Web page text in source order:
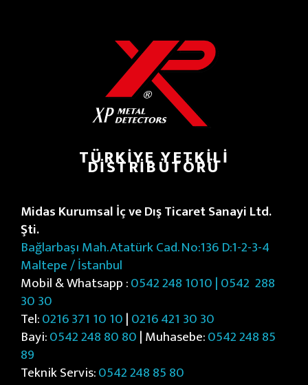
TÜRKIYE YETKILI
DISTRIBÜTÖRÜ
Midas Kurumsal İç ve Dış Ticaret Sanayi Ltd.
Şti.
Bağlarbaşı Mah. Atatürk Cad. No:136 D:1-2-3-4
Maltepe / İstanbul
Mobil & Whatsapp :0542 248 1010 | 0542 288
30 30
Tel:0216 371 10 10|0216 421 30 30
Bayi:0542 248 80 80| Muhasebe:0542 248 85
89
Teknik Servis:0542 248 85 80